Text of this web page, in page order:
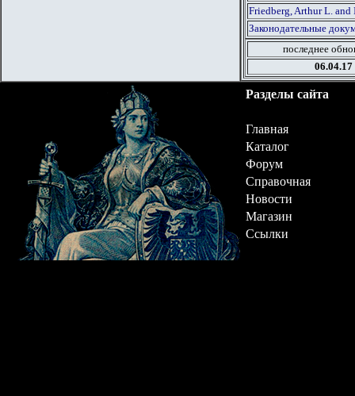
Friedberg, Arthur L. and
Законодательные
последнее
06.04.17
Разделы сайта
Главная
Каталог
Форум
Справочная
Новости
Магазин
Ссылки